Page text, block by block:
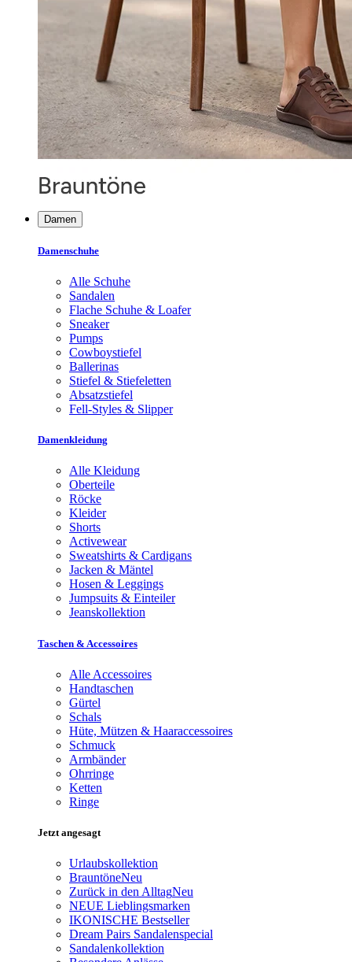
Damen
Damenschuhe
Alle Schuhe
Sandalen
Flache Schuhe & Loafer
Sneaker
Pumps
Cowboystiefel
Ballerinas
Stiefel & Stiefeletten
Absatzstiefel
Fell-Styles & Slipper
Damenkleidung
Alle Kleidung
Oberteile
Röcke
Kleider
Shorts
Activewear
Sweatshirts & Cardigans
Jacken & Mäntel
Hosen & Leggings
Jumpsuits & Einteiler
Jeanskollektion
Taschen & Accessoires
Alle Accessoires
Handtaschen
Gürtel
Schals
Hüte, Mützen & Haaraccessoires
Schmuck
Armbänder
Ohrringe
Ketten
Ringe
Jetzt angesagt
Urlaubskollektion
BrauntöneNeu
Zurück in den AlltagNeu
NEUE Lieblingsmarken
IKONISCHE Bestseller
Dream Pairs Sandalenspecial
Sandalenkollektion